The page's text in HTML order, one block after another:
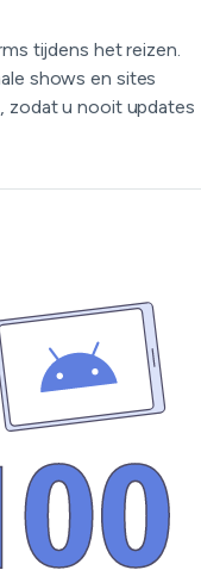
tijdens het reizen.
shows en sites
zodat u nooit updates